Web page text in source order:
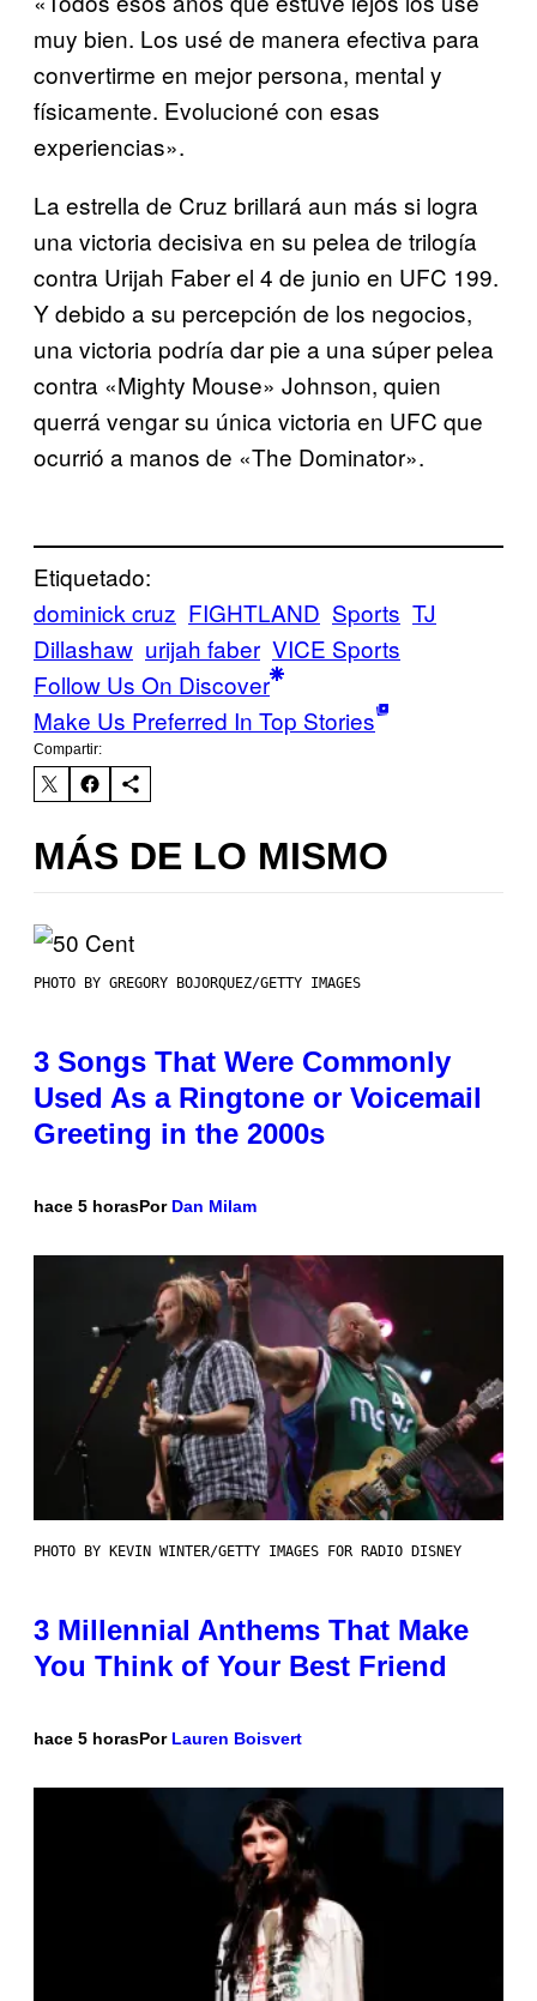
muy bien. Los usé de manera efectiva para
convertirme en mejor persona, mental y
físicamente. Evolucioné con esas
experiencias».
La estrella de Cruz brillará aun más si logra
una victoria decisiva en su pelea de trilogía
contra Urijah Faber el 4 de junio en UFC 199.
Y debido a su percepción de los negocios,
una victoria podría dar pie a una súper pelea
contra «Mighty Mouse» Johnson, quien
querrá vengar su única victoria en UFC que
ocurrió a manos de «The Dominator».
Etiquetado:
dominick cruz FIGHTLAND Sports TJ
Dillashaw urijah faber VICE Sports
Follow Us On Discover
Make Us Preferred In Top Stories
Compartir:
MÁS DE LO MISMO
PHOTO BY GREGORY BOJORQUEZ/GETTY IMAGES
3 Songs That Were Commonly
Used As a Ringtone or Voicemail
Greeting in the 2000s
hace 5 horasPor Dan Milam
PHOTO BY KEVIN WINTER/GETTY IMAGES FOR RADIO DISNEY
3 Millennial Anthems That Make
You Think of Your Best Friend
hace 5 horasPor Lauren Boisvert